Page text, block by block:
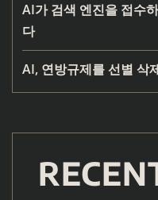
AI가 검색 엔진을 접수
다
AI, 연방규제를 선별 삭